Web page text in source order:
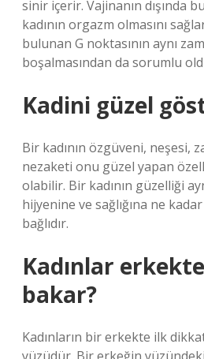
sinir içerir. Vajinanın dışında
kadının orgazm olmasını
bulunan G noktasının aynı
boşalmasından da sorumlu
Kadini güzel
Bir kadının özgüveni, neşesi,
nezaketi onu güzel yapan
olabilir. Bir kadının güzelliği
hijyenine ve sağlığına ne
bağlıdır.
Kadınlar
bakar?
Kadınların bir erkekte ilk